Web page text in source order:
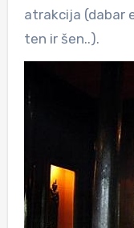
atrakcija (dabar
ten ir šen..).